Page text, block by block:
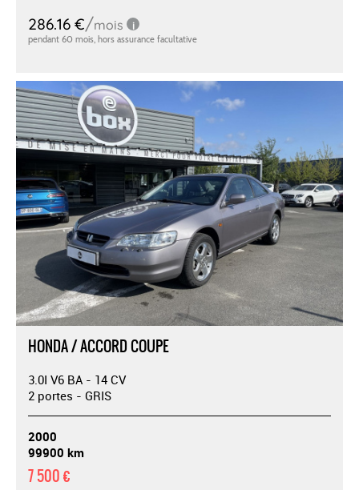
HONDA / ACCORD COUPE
3.0I V6 BA - 14 CV
2 portes - GRIS
2000
99900 km
7 500 €